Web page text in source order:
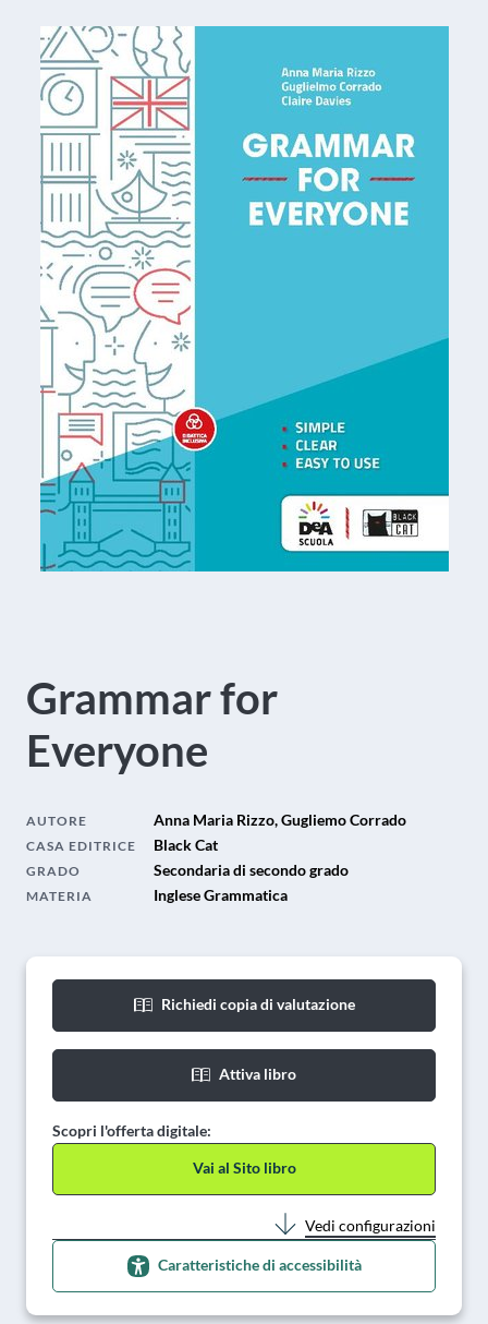
Grammar for
Everyone
AUTORE Anna Maria Rizzo, Gugliemo Corrado
CASA EDITRICE Black Cat
GRADO Secondaria di secondo grado
MATERIA Inglese Grammatica
Richiedi copia di valutazione
Attiva libro
Scopri l'offerta digitale:
Vai al Sito libro
Vedi configurazioni
Caratteristiche di accessibilità